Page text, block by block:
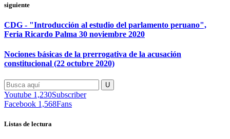
siguiente
CDG - "Introducción al estudio del parlamento peruano",
Feria Ricardo Palma 30 noviembre 2020
Nociones básicas de la prerrogativa de la acusación
constitucional (22 octubre 2020)
Youtube 1,230Subscriber
Facebook 1,568Fans
Listas de lectura